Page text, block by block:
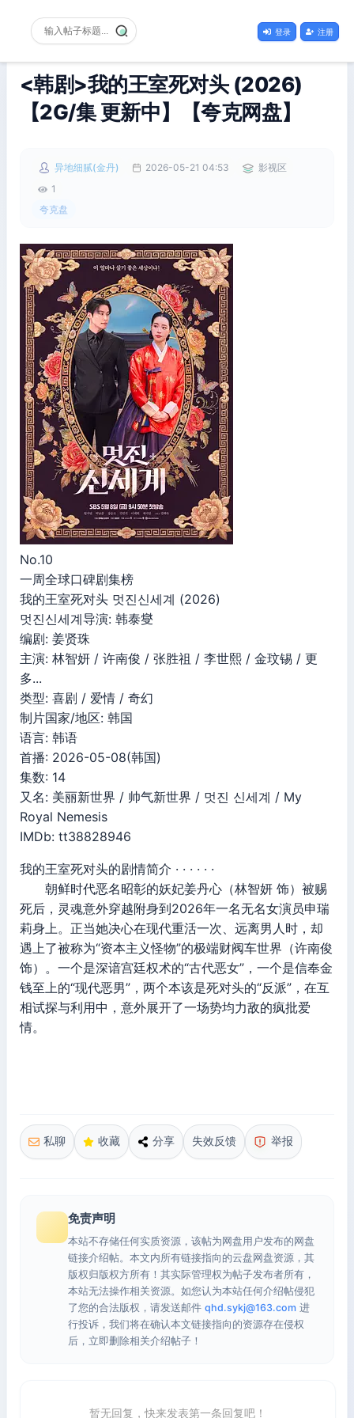
登录 注册
<韩剧>我的王室死对头 (2026)
【2G/集 更新中】【夸克网盘】
异地细腻(金丹) 2026-05-21 04:53
影视区
1
夸克盘
No.10
一周全球口碑剧集榜
我的王室死对头 멋진신세계 (2026)
멋진신세계导演: 韩泰燮
编剧: 姜贤珠
主演: 林智妍 / 许南俊 / 张胜祖 / 李世熙 / 金玟锡 / 更
多...
类型: 喜剧 / 爱情 / 奇幻
制片国家/地区: 韩国
语言: 韩语
首播: 2026-05-08(韩国)
集数: 14
又名: 美丽新世界 / 帅气新世界 / 멋진 신세계 / My
Royal Nemesis
IMDb: tt38828946
我的王室死对头的剧情简介 · · · · · ·
朝鲜时代恶名昭彰的妖妃姜丹心（林智妍 饰）被赐
死后，灵魂意外穿越附身到2026年一名无名女演员申瑞
莉身上。正当她决心在现代重活一次、远离男人时，却
遇上了被称为“资本主义怪物”的极端财阀车世界（许南俊
饰）。一个是深谙宫廷权术的“古代恶女”，一个是信奉金
钱至上的“现代恶男”，两个本该是死对头的“反派”，在互
相试探与利用中，意外展开了一场势均力敌的疯批爱
情。
私聊 收藏 分享 失效反馈 举报
免责声明
本站不存储任何实质资源，该帖为网盘用户发布的网盘
链接介绍帖。本文内所有链接指向的云盘网盘资源，其
版权归版权方所有！其实际管理权为帖子发布者所有，
本站无法操作相关资源。如您认为本站任何介绍帖侵犯
了您的合法版权，请发送邮件 qhd.sykj@163.com 进
行投诉，我们将在确认本文链接指向的资源存在侵权
后，立即删除相关介绍帖子！
暂无回复，快来发表第一条回复吧！